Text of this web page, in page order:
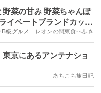
菜の甘み 野菜ちゃんぽ
イベートブランドカップ
B級グルメ レオンの関東食べ歩き
京にあるアンテナショ
あちこち旅日記